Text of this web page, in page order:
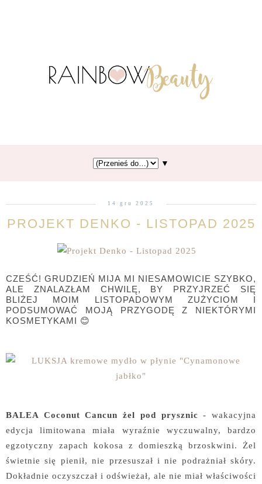
▼
14 gru 2025
PROJEKT DENKO - LISTOPAD 2025
CZEŚĆ! GRUDZIEŃ MIJA MI NIESAMOWICIE SZYBKO,
ALE ZNALAZŁAM CHWILĘ, BY PRZYJRZEĆ SIĘ
BLIŻEJ MOIM LISTOPADOWYM ZUŻYCIOM I
PODSUMOWAĆ MOJĄ PRZYGODĘ Z NIEKTÓRYMI
KOSMETYKAMI 😊
BALEA Coconut Cancun żel pod prysznic - wakacyjna
edycja limitowana miała wyraźnie wyczuwalny, bardzo
egzotyczny zapach kokosa z domieszką brzoskwini. Żel
świetnie się pienił, nie przesuszał i nie podrażniał skóry.
Dokładnie oczyszczał i odświeżał, ale nie miał właściwości